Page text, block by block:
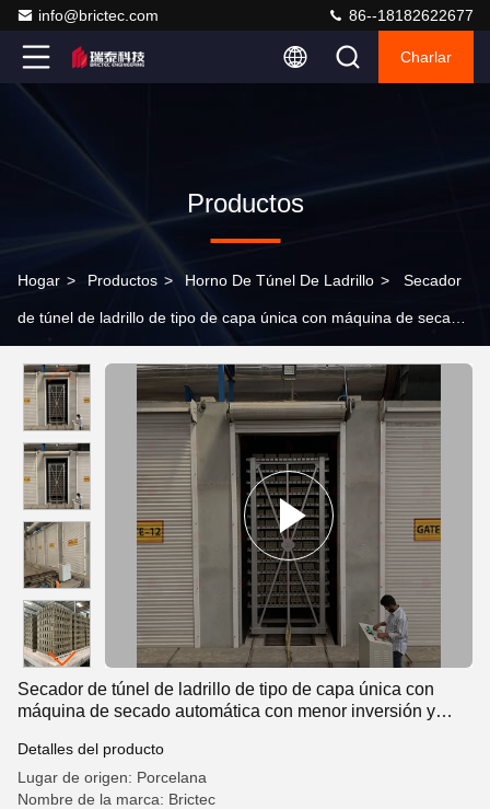
info@brictec.com 86--18182622677
Charlar
Productos
Hogar > Productos > Horno De Túnel De Ladrillo > Secador
de túnel de ladrillo de tipo de capa única con máquina de secado
Secador de túnel de ladrillo de tipo de capa única con
máquina de secado automática con menor inversión y
Detalles del producto
Lugar de origen: Porcelana
Nombre de la marca: Brictec